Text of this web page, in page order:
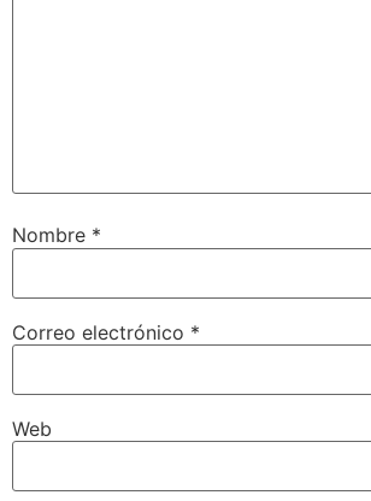
Nombre *
Correo electrónico *
Web